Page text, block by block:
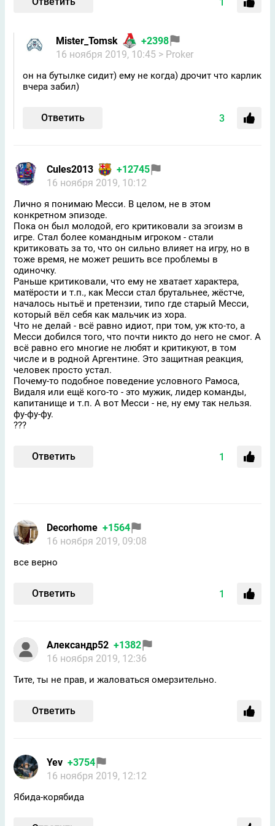
Mister_Tomsk
+2398
16 ноября 2019, 10:45 > Proker
он на бутылке сидит) ему не когда) дрочит что карлик
вчера забил)
Ответить 3
Cules2013
+12745
16 ноября 2019, 10:12
Лично я понимаю Месси. В целом, не в этом
конкретном эпизоде.
Пока он был молодой, его критиковали за эгоизм в
игре. Стал более командным игроком - стали
критиковать за то, что он сильно влияет на игру, но в
тоже время, не может решить все проблемы в
одиночку.
Раньше критиковали, что ему не хватает характера,
матёрости и т.п., как Месси стал брутальнее, жёстче,
началось нытьё и претензии, типо где старый Месси,
который вёл себя как мальчик из хора.
Что не делай - всё равно идиот, при том, уж кто-то, а
Месси добился того, что почти никто до него не смог. А
всё равно его многие не любят и критикуют, в том
числе и в родной Аргентине. Это защитная реакция,
человек просто устал.
Почему-то подобное поведение условного Рамоса,
Видаля или ещё кого-то - это мужик, лидер команды,
капитанище и т.п. А вот Месси - не, ну ему так нельзя.
фу-фу-фу.
???
Ответить 1
Decorhome +1564
16 ноября 2019, 09:08
все верно
Ответить 1
Александр52 +1382
16 ноября 2019, 12:36
Тите, ты не прав, и жаловаться омерзительно.
Ответить
Yev +3754
16 ноября 2019, 12:12
Ябида-корябида